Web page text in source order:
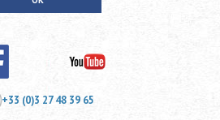
+33 (0)3 27 48 39 65